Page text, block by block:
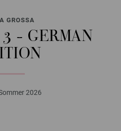
GROSSA
- GERMAN
2026